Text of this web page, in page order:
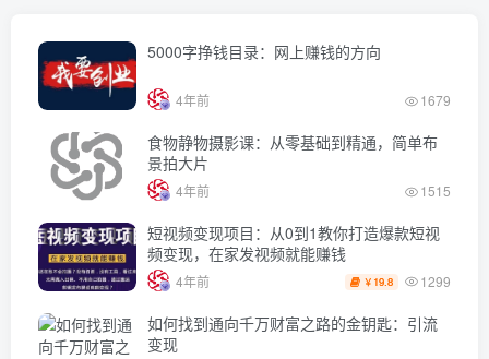
5000字挣钱目录：网上赚钱的方向
4年前 1679
食物静物摄影课：从零基础到精通，简单布
景拍大片
4年前 1515
短视频变现项目：从0到1教你打造爆款短视
频变现，在家发视频就能赚钱
4年前 ￥ 19.8 1299
如何找到通向千万财富之路的金钥匙：引流
变现